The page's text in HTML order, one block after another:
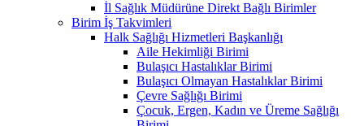
İl Sağlık Müdürüne Direkt Bağlı Birimler
Birim İş Takvimleri
Halk Sağlığı Hizmetleri Başkanlığı
Aile Hekimliği Birimi
Bulaşıcı Hastalıklar Birimi
Bulaşıcı Olmayan Hastalıklar Birimi
Çevre Sağlığı Birimi
Çocuk, Ergen, Kadın ve Üreme Sağlığı